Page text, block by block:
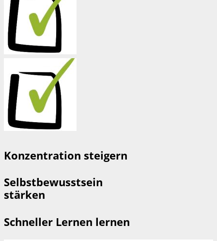
Konzentration steigern
Selbstbewusstsein
stärken
Schneller Lernen lernen